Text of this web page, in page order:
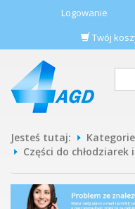
Logowanie
Twój
Jesteś tutaj:
Kategorie
Części do chłodziarek